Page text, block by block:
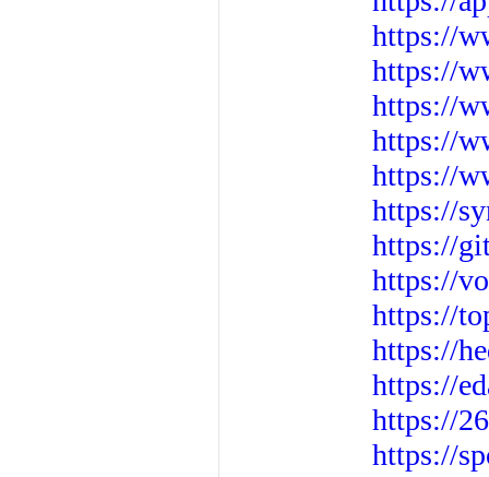
https://
https://
https://
https://
https://
https://
https://
https://
https://
https://
https://
https://
https://